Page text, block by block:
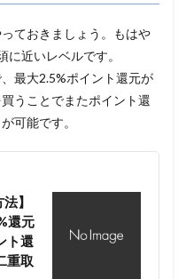
ておきましょう。もはや
近いレベルです。
最大2.5%ポイント還元が
うことでまたポイント還
が可能です。
】
還元
ト還
重取